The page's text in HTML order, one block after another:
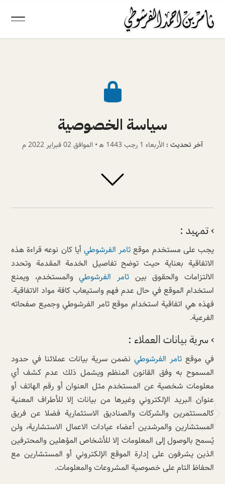

سياسة الخصوصية
آخر تحديث : الأربعاء 1 رجب 1443 ﻫ • الموافق 02 فبراير 2022 م
› تمهيد :
يجب على مستخدم موقع ثامر الفرشوطي أيا كان نوعه قراءة هذه
الاتفاقية بعناية حيث توضح تفاصيل الخدمة المقدمة وتحدد
الالتزامات والحقوق بين ثامر الفرشوطيوالمستخدم، ويمنع
استخدام الموقع في حال عدم فهم واستيعاب كافة مواد الاتفاقية.
فهذه هي اتفاقية استخدام موقع ثامر الفرشوطي وجميع صفحاته
الفرعية.
› سرية بيانات العملاء :
في موقع ثامر الفرشوطي نضمن سرية بيانات عملائنا في حدود
المسموح به وفق القانون المنظم ويشمل ذلك عدم كشف أي
معلومات شخصية عن المستخدم مثل العنوان أو رقم الهاتف أو
عنوان البريد الإلكتروني وغيرها من بيانات إلا للأطراف المعنية
كالمستثمرين والشركات والصناديق الاستثمارية فضلا عن فريق
المستشارين والمرشدين أعضاء عيادات الاعمال الاستشارية، ولن
يُسمح بالوصول إلى المعلومات إلا للأشخاص المؤهلين والمحترفين
الذين يشرفون على إدارة الموقع الإلكتروني أو المستشارين مع
الحفاظ التام على خصوصية المشروعات والمعلومات.